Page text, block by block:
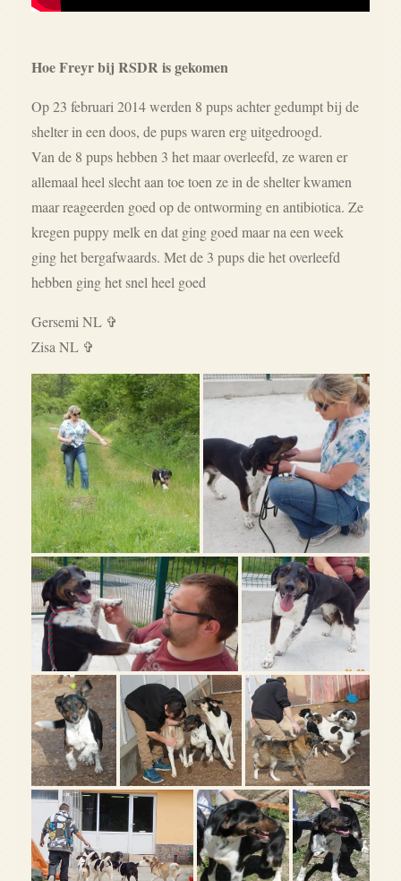
Hoe Freyr bij RSDR is gekomen
Op 23 februari 2014 werden 8 pups achter gedumpt bij de
shelter in een doos, de pups waren erg uitgedroogd.
Van de 8 pups hebben 3 het maar overleefd, ze waren er
allemaal heel slecht aan toe toen ze in de shelter kwamen
maar reageerden goed op de ontworming en antibiotica. Ze
kregen puppy melk en dat ging goed maar na een week
ging het bergafwaards. Met de 3 pups die het overleefd
hebben ging het snel heel goed
Gersemi NL ✞
Zisa NL ✞